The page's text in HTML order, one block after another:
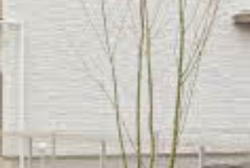
自立型サービス付き・シニア向け
お問い合わせ・よくある質問